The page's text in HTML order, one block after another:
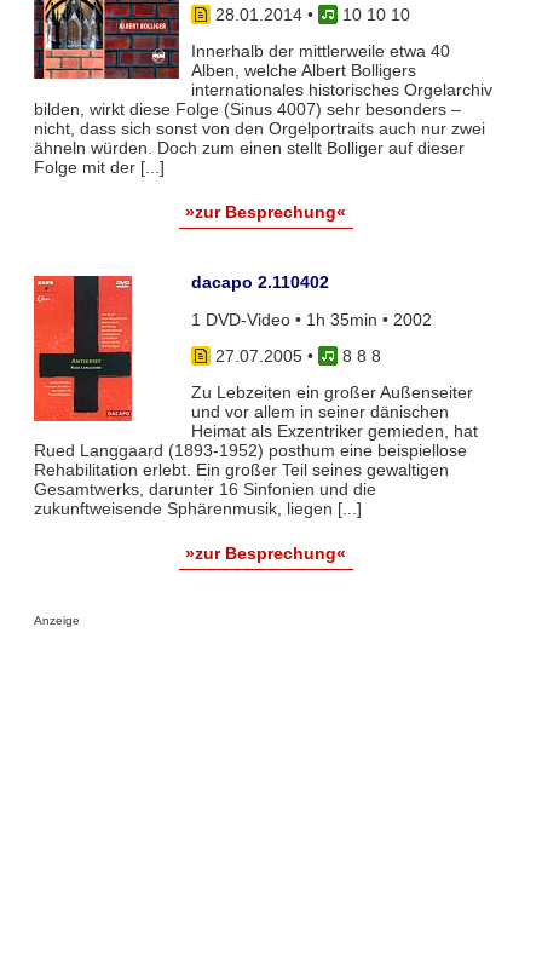
28.01.2014•
10 10 10
Innerhalb der mittlerweile etwa 40
Alben, welche Albert Bolligers
internationales historisches Orgelarchiv
bilden, wirkt diese Folge (Sinus 4007) sehr besonders –
nicht, dass sich sonst von den Orgelportraits auch nur zwei
ähneln würden. Doch zum einen stellt Bolliger auf dieser
Folge mit der [...]
»zur Besprechung«
dacapo 2.110402
1 DVD-Video • 1h 35min • 2002
27.07.2005•
8 8 8
Zu Lebzeiten ein großer Außenseiter
und vor allem in seiner dänischen
Heimat als Exzentriker gemieden, hat
Rued Langgaard (1893-1952) posthum eine beispiellose
Rehabilitation erlebt. Ein großer Teil seines gewaltigen
Gesamtwerks, darunter 16 Sinfonien und die
zukunftweisende Sphärenmusik, liegen [...]
»zur Besprechung«
Anzeige